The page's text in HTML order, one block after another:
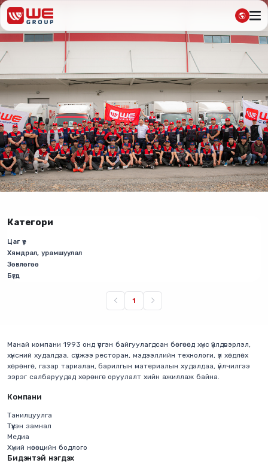
Категори
Цаг үе
Хямдрал, урамшуулал
Зөвлөгөө
Бүгд
1
Манай компани 1993 онд үүсгэн байгуулагдсан бөгөөд хүнс үйлдвэрлэл,
хүнсний худалдаа, сүлжээ ресторан, мэдээллийн технологи, үл хөдлөх
хөрөнгө, газар тариалан, барилгын материалын худалдаа, үйлчилгээ
зэрэг салбаруудад хөрөнгө оруулалт хийн ажиллаж байна.
Компани
Танилцуулга
Түүхэн замнал
Медиа
Хүний нөөцийн бодлого
Бидэнтэй нэгдэх